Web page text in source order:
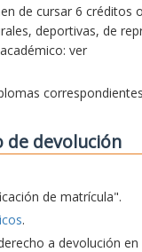
de cursar 6 créditos
deportivas, de
ver
de devolución
de matrícula".
.
a devolución en